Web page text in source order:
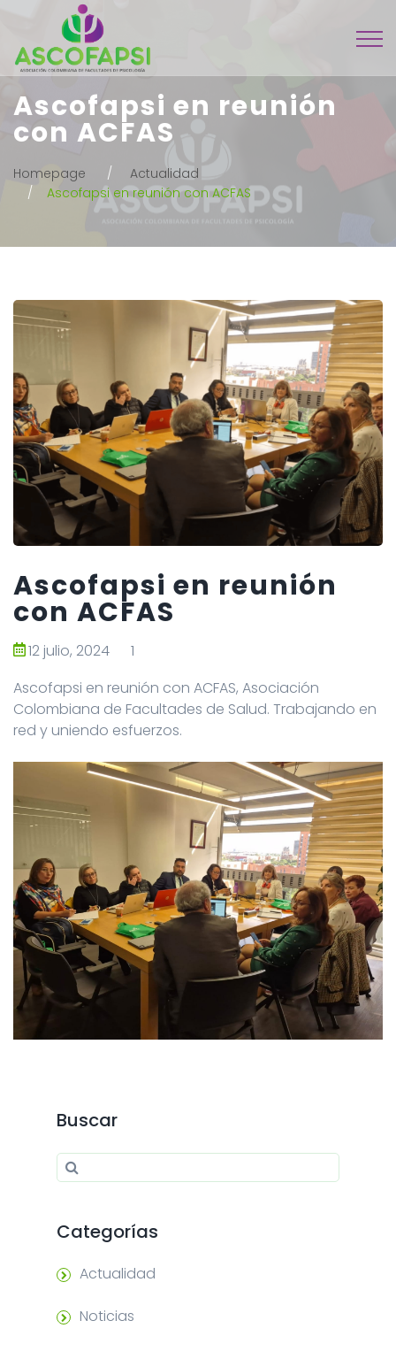
Ascofapsi en reunión
con ACFAS
Homepage
Actualidad
Ascofapsi en reunión con ACFAS
Ascofapsi en reunión
con ACFAS
12 julio, 2024
1
Ascofapsi en reunión con ACFAS, Asociación
Colombiana de Facultades de Salud. Trabajando en
red y uniendo esfuerzos.
Buscar
Search for:
Categorías
Actualidad
Noticias